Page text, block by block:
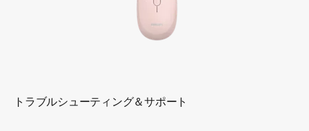
トラブルシューティング＆サポート